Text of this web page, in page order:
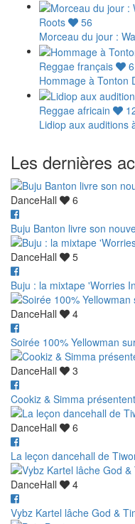
Roots
56
Morceau du jour :
Reggae français
Hommage à Tonton
Reggae africain
Lidiop aux auditions
Les dernières
DanceHall
6
Buju Banton livre son
DanceHall
5
Buju : la mixtape 'Worries
DanceHall
4
Soirée 100% Yellowman
DanceHall
3
Cookiz & Simma
DanceHall
6
La leçon dancehall de
DanceHall
4
Vybz Kartel lâche God &